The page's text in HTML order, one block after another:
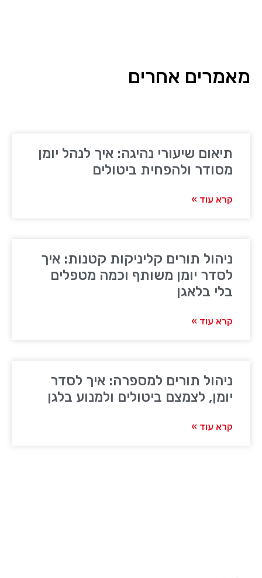
מאמרים אחרים
תיאום שיעורי נהיגה: איך לנהל יומן
מסודר ולהפחית ביטולים
קרא עוד »
ניהול תורים קליניקות קטנות: איך
לסדר יומן משותף וכמה מטפלים
בלי בלאגן
קרא עוד »
ניהול תורים למספרה: איך לסדר
יומן, לצמצם ביטולים ולמנוע בלגן
קרא עוד »